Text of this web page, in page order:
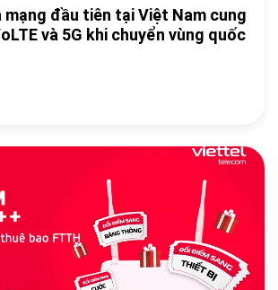
đầu tiên tại Việt Nam cung
và 5G khi chuyển vùng quốc